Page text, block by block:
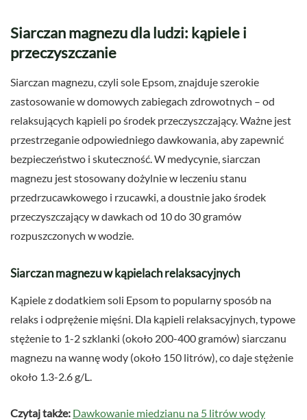
Siarczan magnezu dla ludzi: kąpiele i
przeczyszczanie
Siarczan magnezu, czyli sole Epsom, znajduje szerokie
zastosowanie w domowych zabiegach zdrowotnych – od
relaksujących kąpieli po środek przeczyszczający. Ważne jest
przestrzeganie odpowiedniego dawkowania, aby zapewnić
bezpieczeństwo i skuteczność. W medycynie, siarczan
magnezu jest stosowany dożylnie w leczeniu stanu
przedrzucawkowego i rzucawki, a doustnie jako środek
przeczyszczający w dawkach od 10 do 30 gramów
rozpuszczonych w wodzie.
Siarczan magnezu w kąpielach relaksacyjnych
Kąpiele z dodatkiem soli Epsom to popularny sposób na
relaks i odprężenie mięśni. Dla kąpieli relaksacyjnych, typowe
stężenie to 1-2 szklanki (około 200-400 gramów) siarczanu
magnezu na wannę wody (około 150 litrów), co daje stężenie
około 1.3-2.6 g/L.
Czytaj także: Dawkowanie miedzianu na 5 litrów wody